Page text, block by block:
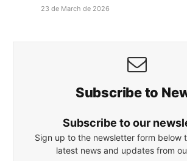
23 de March de 2026
Subscribe to
Subscribe to our
Sign up to the newsletter form below
latest news and updates from